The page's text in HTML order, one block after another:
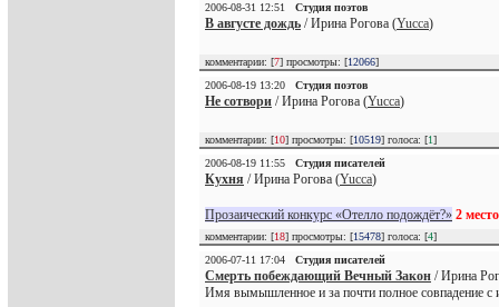
2006-08-31 12:51
Студия поэтов
В августе дождь / Ирина Рогова (Yucca)
комментарии: [7] просмотры: [12066]
2006-08-19 13:20
Студия поэтов
Не сотвори / Ирина Рогова (Yucca)
комментарии: [10] просмотры: [10519] голоса: [1]
2006-08-19 11:55
Студия писателей
Кухня / Ирина Рогова (Yucca)
Прозаический конкурс «Отелло подождёт?» 2 место
комментарии: [18] просмотры: [15478] голоса: [4]
2006-07-11 17:04
Студия писателей
Смерть побеждающий Вечный Закон / Ирина
Имя вымышленное и за почти полное совпадение с